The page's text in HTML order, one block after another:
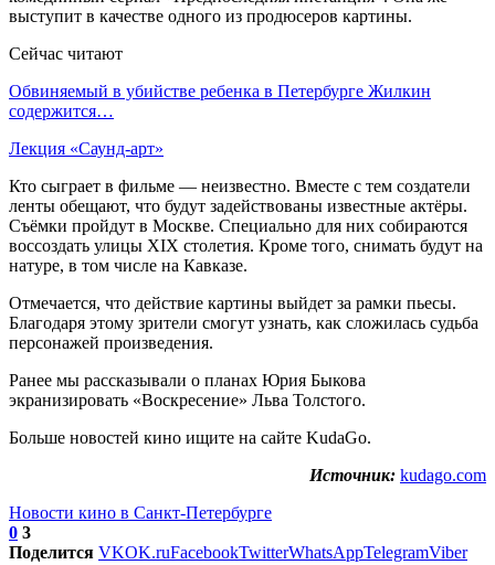
выступит в качестве одного из продюсеров картины.
Сейчас читают
Обвиняемый в убийстве ребенка в Петербурге Жилкин
содержится…
Лекция «Саунд-арт»
Кто сыграет в фильме — неизвестно. Вместе с тем создатели
ленты обещают, что будут задействованы известные актёры.
Съёмки пройдут в Москве. Специально для них собираются
воссоздать улицы XIX столетия. Кроме того, снимать будут на
натуре, в том числе на Кавказе.
Отмечается, что действие картины выйдет за рамки пьесы.
Благодаря этому зрители смогут узнать, как сложилась судьба
персонажей произведения.
Ранее мы рассказывали о планах Юрия Быкова
экранизировать «Воскресение» Льва Толстого.
Больше новостей кино ищите на сайте KudaGo.
Источник: kudago.com
Новости кино в Санкт-Петербурге
0 3
Поделится VKOK.ruFacebookTwitterWhatsAppTelegramViber